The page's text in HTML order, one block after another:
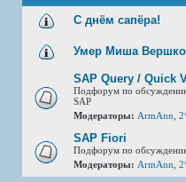
С днём сапёра!
Умер Миша
SAP Query / Quick
Подфорум по обсуждению
SAP
Модераторы: ArmAnn
SAP Fiori
Подфорум по
Модераторы: ArmAnn